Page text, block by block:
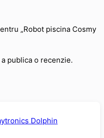
„Robot piscina Cosmy
publica o recenzie.